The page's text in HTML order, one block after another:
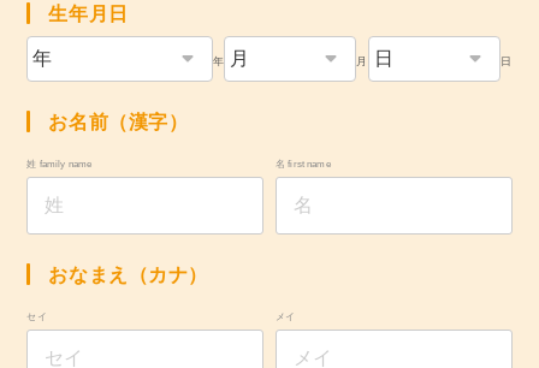
生年月日
年 月 日
お名前（漢字）
姓 family name 名 first name
おなまえ（カナ）
セイ メイ